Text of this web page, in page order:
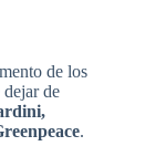
de los
de
.